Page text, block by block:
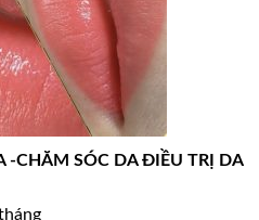
-CHĂM SÓC DAĐIỀU TRỊ DA